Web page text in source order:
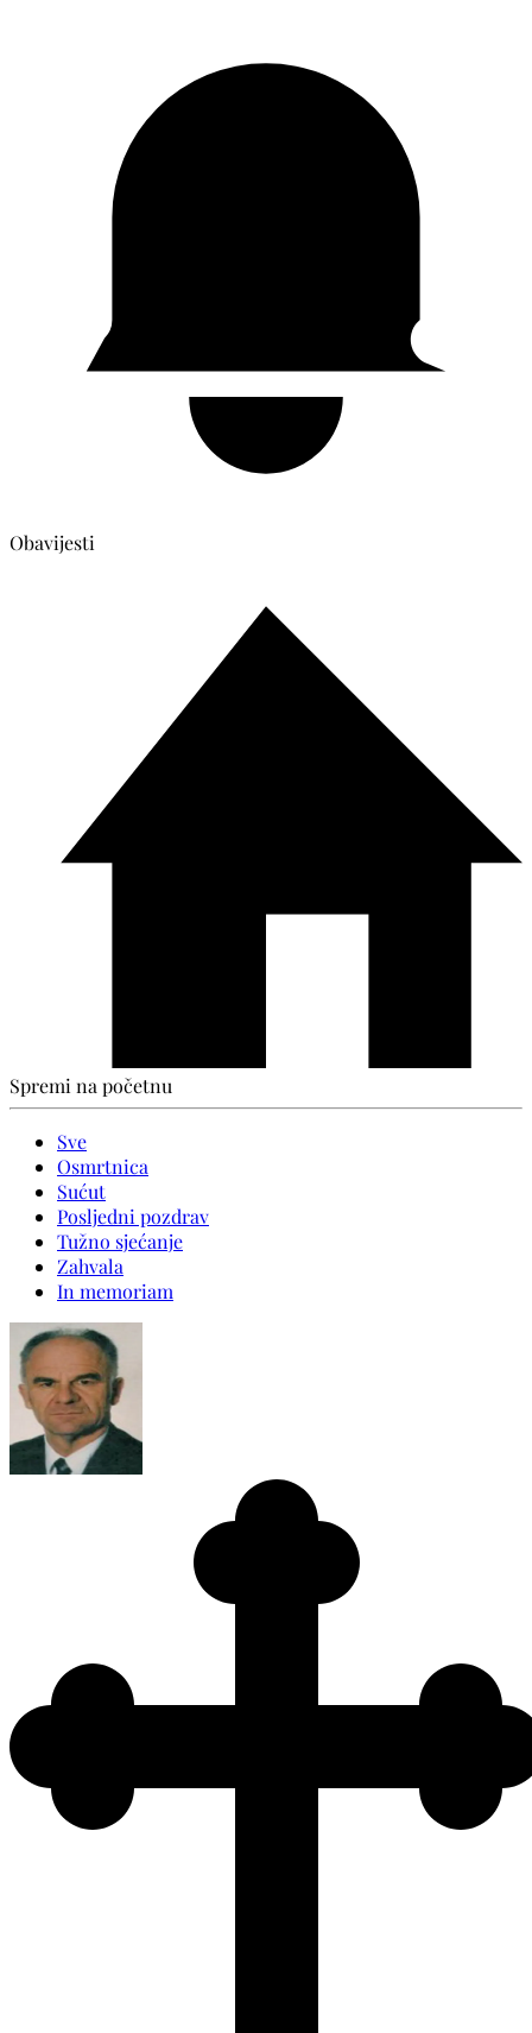
Obavijesti
Spremi na početnu
Sve
Osmrtnica
Sućut
Posljedni pozdrav
Tužno sjećanje
Zahvala
In memoriam